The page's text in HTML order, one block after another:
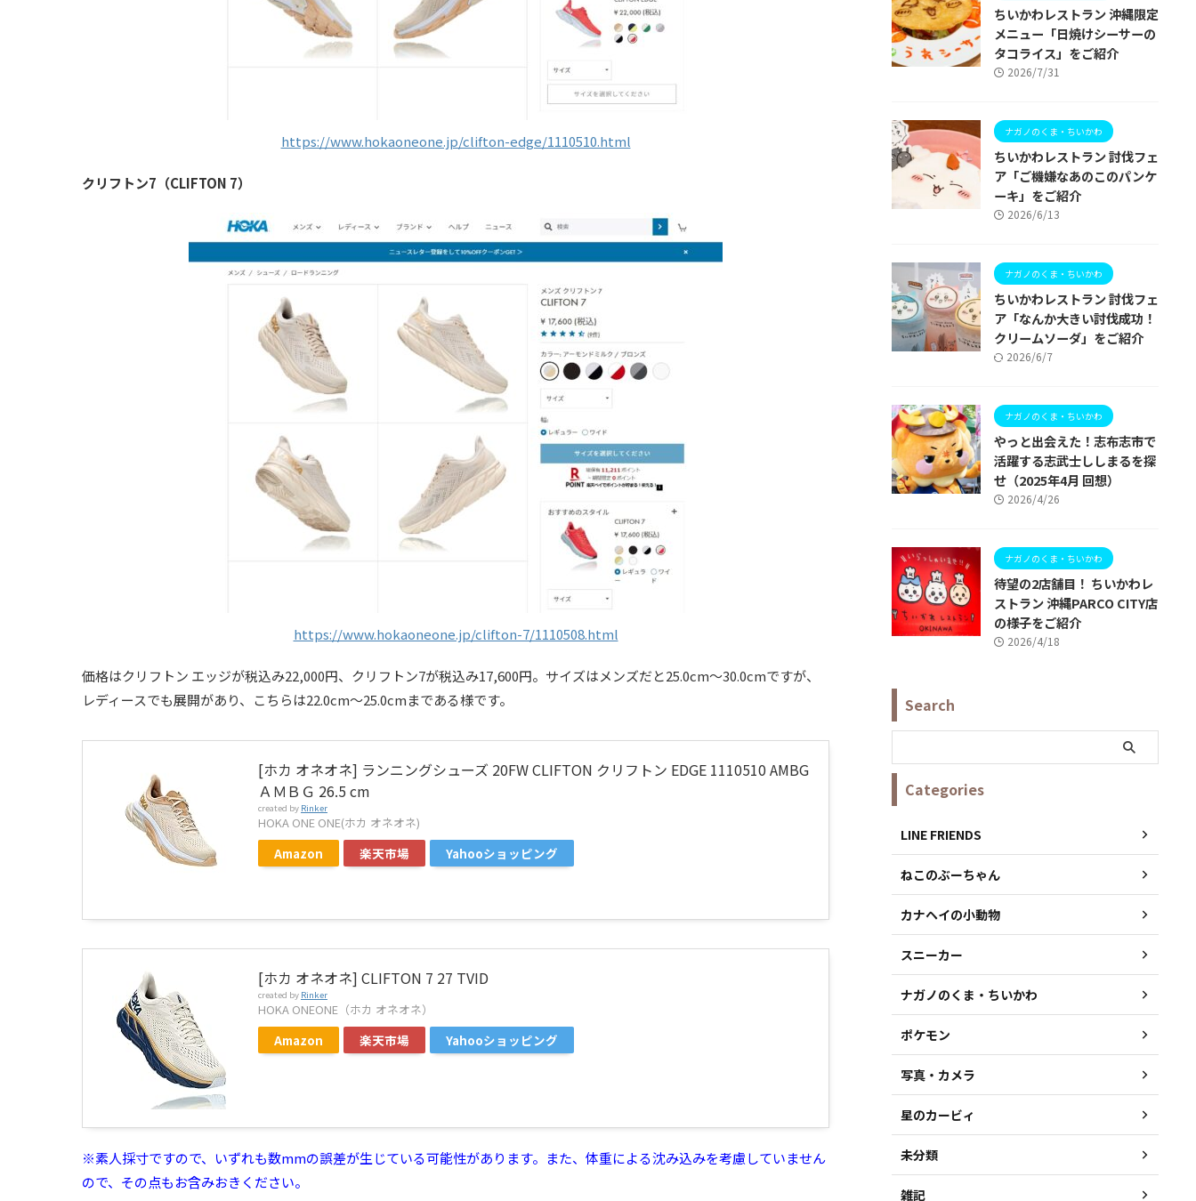
https://www.hokaoneone.jp/clifton-edge/1110510.html
クリフトン7（CLIFTON 7）
https://www.hokaoneone.jp/clifton-7/1110508.html
価格はクリフトン エッジが税込み22,000円、クリフトン7が税込み17,600円。サイズはメンズだと25.0cm～30.0cmですが、
レディースでも展開があり、こちらは22.0cm～25.0cmまである様です。
[ホカ オネオネ] ランニングシューズ 20FW CLIFTON クリフトン EDGE 1110510 AMBG
ＡＭＢＧ 26.5 cm
created by Rinker
HOKA ONE ONE(ホカ オネオネ)
Amazon 楽天市場 Yahooショッピング
[ホカ オネオネ] CLIFTON 7 27 TVID
created by Rinker
HOKA ONEONE（ホカ オネオネ）
Amazon 楽天市場 Yahooショッピング
※素人採寸ですので、いずれも数mmの誤差が生じている可能性があります。また、体重による沈み込みを考慮していません
ので、その点もお含みおきください。
ちいかわレストラン 沖縄限定
メニュー「日焼けシーサーの
タコライス」をご紹介
2026/7/31
ナガノのくま・ちいかわ
ちいかわレストラン 討伐フェ
ア「ご機嫌なあのこのパンケ
ーキ」をご紹介
2026/6/13
ナガノのくま・ちいかわ
ちいかわレストラン 討伐フェ
ア「なんか大きい討伐成功！
クリームソーダ」をご紹介
2026/6/7
ナガノのくま・ちいかわ
やっと出会えた！志布志市で
活躍する志武士ししまるを探
せ（2025年4月 回想）
2026/4/26
ナガノのくま・ちいかわ
待望の2店舗目！ ちいかわレ
ストラン 沖縄PARCO CITY店
の様子をご紹介
2026/4/18
Search
Categories
LINE FRIENDS
ねこのぶーちゃん
カナヘイの小動物
スニーカー
ナガノのくま・ちいかわ
ポケモン
写真・カメラ
星のカービィ
未分類
雑記